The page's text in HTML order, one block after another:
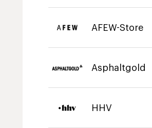
AFEW-Store
Asphaltgold
HHV